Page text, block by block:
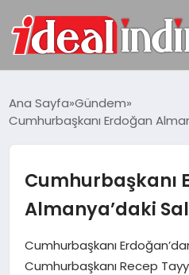
BILGISAYAR
DÜNYA
SEYAHAT
TEKNOLOJI
Ana Sayfa Gündem
Cumhurbaşkanı Erdoğan
Cumhurbaşkanı
Almanya’daki
Cumhurbaşkanı
Cumhurbaşkanı Recep